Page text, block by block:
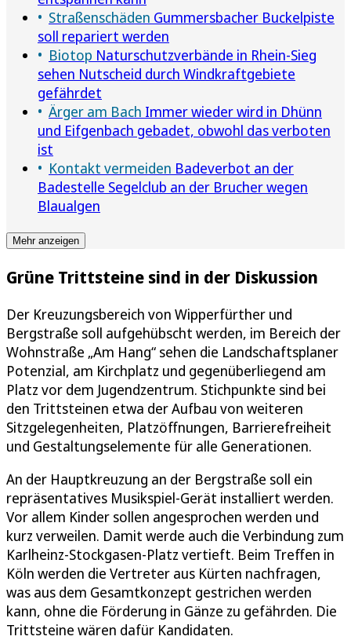
Straßenschäden Gummersbacher Buckelpiste
soll repariert werden
Biotop Naturschutzverbände in Rhein-Sieg
sehen Nutscheid durch Windkraftgebiete
gefährdet
Ärger am Bach Immer wieder wird in Dhünn
und Eifgenbach gebadet, obwohl das verboten
ist
Kontakt vermeiden Badeverbot an der
Badestelle Segelclub an der Brucher wegen
Blaualgen
Mehr anzeigen
Grüne Trittsteine sind in der Diskussion
Der Kreuzungsbereich von Wipperfürther und
Bergstraße soll aufgehübscht werden, im Bereich der
Wohnstraße „Am Hang“ sehen die Landschaftsplaner
Potenzial, am Kirchplatz und gegenüberliegend am
Platz vor dem Jugendzentrum. Stichpunkte sind bei
den Trittsteinen etwa der Aufbau von weiteren
Sitzgelegenheiten, Platzöffnungen, Barrierefreiheit
und Gestaltungselemente für alle Generationen.
An der Hauptkreuzung an der Bergstraße soll ein
repräsentatives Musikspiel-Gerät installiert werden.
Vor allem Kinder sollen angesprochen werden und
kurz verweilen. Damit werde auch die Verbindung zum
Karlheinz-Stockgasen-Platz vertieft. Beim Treffen in
Köln werden die Vertreter aus Kürten nachfragen,
was aus dem Gesamtkonzept gestrichen werden
kann, ohne die Förderung in Gänze zu gefährden. Die
Trittsteine wären dafür Kandidaten.